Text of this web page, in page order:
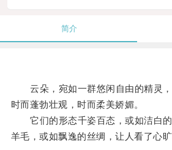
简介
云朵，宛如一群悠闲自由的精灵，
时而蓬勃壮观，时而柔美娇媚。
它们的形态千姿百态，或如洁白的
羊毛，或如飘逸的丝绸，让人看了心旷